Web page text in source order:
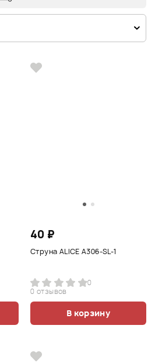
40 ₽
Струна ALICE A306-SL-1
0
0 отзывов
В корзину